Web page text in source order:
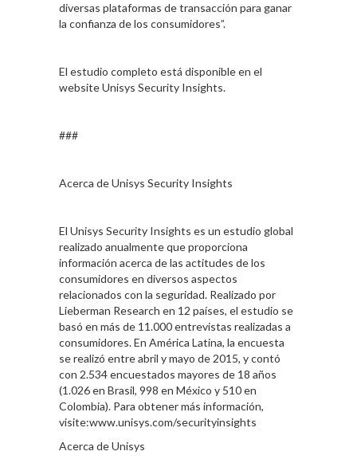
diversas plataformas de transacción para ganar
la confianza de los consumidores”.
El estudio completo está disponible en el
website Unisys Security Insights.
###
Acerca de Unisys Security Insights
El Unisys Security Insights es un estudio global
realizado anualmente que proporciona
información acerca de las actitudes de los
consumidores en diversos aspectos
relacionados con la seguridad. Realizado por
Lieberman Research en 12 países, el estudio se
basó en más de 11.000 entrevistas realizadas a
consumidores. En América Latina, la encuesta
se realizó entre abril y mayo de 2015, y contó
con 2.534 encuestados mayores de 18 años
(1.026 en Brasil, 998 en México y 510 en
Colombia). Para obtener más información,
visite:www.unisys.com/securityinsights
Acerca de Unisys